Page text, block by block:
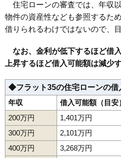
住宅ローンの審査では、年収
物件の資産性なども参照するた
借りられるわけではないので、
なお、金利が低下するほど借
上昇するほど借入可能額は減少す
◆フラット35の住宅ローンの借
年収
借入可能額（目安
200万円
1,401万円
300万円
2,101万円
400万円
3,268万円